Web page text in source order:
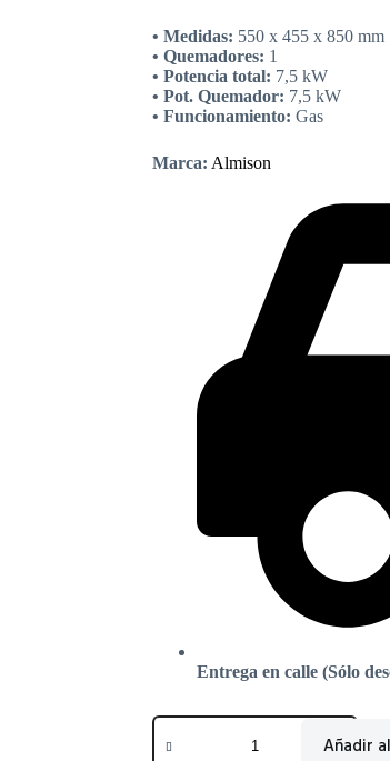
• Medidas: 550 x 455 x 850 mm
• Quemadores: 1
• Potencia total: 7,5 kW
• Pot. Quemador: 7,5 kW
• Funcionamiento: Gas
Marca: Almison
Entrega en calle (Sólo
Añadir